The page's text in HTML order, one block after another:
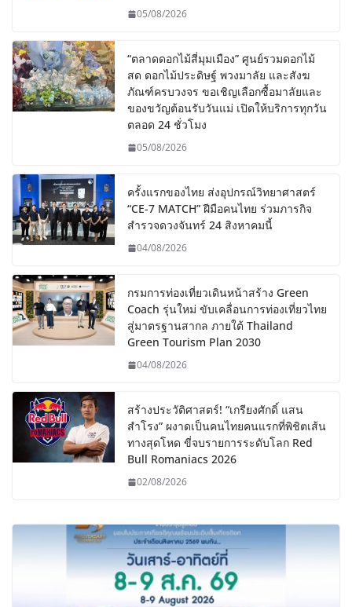
05/08/2026
“ตลาดดอกไม้สี่มุมเมือง” ศูนย์รวมดอกไม้
สด ดอกไม้ประดิษฐ์ พวงมาลัย และสังฆ
ภัณฑ์ครบวงจร ขอเชิญเลือกซื้อมาลัยและ
ของขวัญต้อนรับวันแม่ เปิดให้บริการทุกวัน
ตลอด 24 ชั่วโมง
05/08/2026
ครั้งแรกของไทย ส่งอุปกรณ์วิทยาศาสตร์
“CE-7 MATCH” ฝีมือคนไทย ร่วมภารกิจ
สำรวจดวงจันทร์ 24 สิงหาคมนี้
04/08/2026
กรมการท่องเที่ยวเดินหน้าสร้าง Green
Coach รุ่นใหม่ ขับเคลื่อนการท่องเที่ยวไทย
สู่มาตรฐานสากล ภายใต้ Thailand
Green Tourism Plan 2030
04/08/2026
สร้างประวัติศาสตร์! “เกรียงศักดิ์ แสน
สำโรง” ผงาดเป็นคนไทยคนแรกที่พิชิตเส้น
ทางสุดโหด ขี่จบรายการระดับโลก Red
Bull Romaniacs 2026
02/08/2026